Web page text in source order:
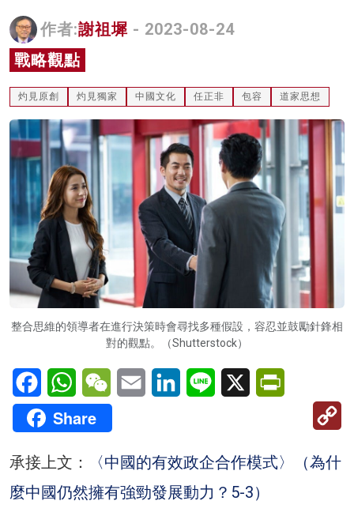
關於我們
作者:謝祖墀 - 2023-08-24
戰略觀點
灼見原創 灼見獨家 中國文化 任正非 包容 道家思想
整合思維的領導者在進行決策時會尋找多種假設，容忍並鼓勵針鋒相
對的觀點。（Shutterstock）
FacebookWhatsAppWeChatEmail LinkedInLine X
Share
承接上文：
〈中國的有效政企合作模式〉（為什
麼中國仍然擁有強勁發展動力？5-3）